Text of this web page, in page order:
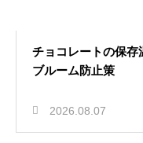
チョコレートの保存
ブルーム防止策
2026.08.07